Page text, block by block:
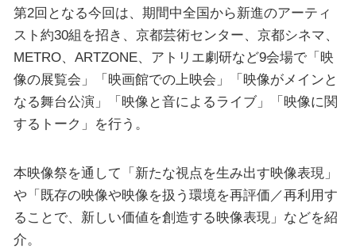
第2回となる今回は、期間中全国から新進のアーティ
スト約30組を招き、京都芸術センター、京都シネマ、
METRO、ARTZONE、アトリエ劇研など9会場で「映
像の展覧会」「映画館での上映会」「映像がメインと
なる舞台公演」「映像と音によるライブ」「映像に関
するトーク」を行う。
本映像祭を通して「新たな視点を生み出す映像表現」
や「既存の映像や映像を扱う環境を再評価／再利用す
ることで、新しい価値を創造する映像表現」などを紹
介。